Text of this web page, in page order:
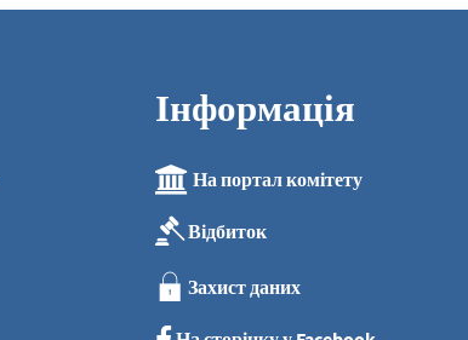
Інформація
На портал комітету
Відбиток
Захист даних